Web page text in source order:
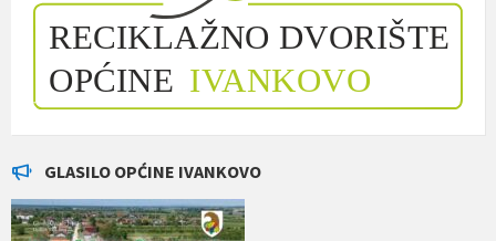
GLASILO OPĆINE IVANKOVO